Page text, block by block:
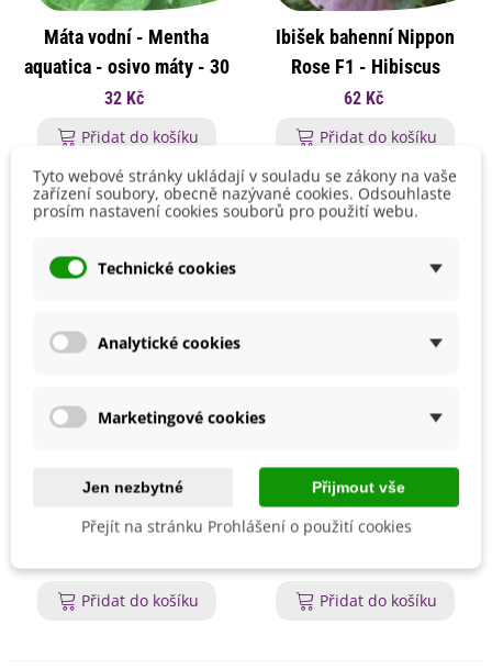
Máta vodní - Mentha
aquatica - osivo máty - 30
ks
32 Kč
Přidat do košíku
Ibišek bahenní Nippon
Rose F1 - Hibiscus
moscheutos - osivo
ibišku - 5 ks
62 Kč
Přidat do košíku
Vrbina obecná -
Lysimachia vulgaris -
Přidat do košíku
Rdesno Hadí kořen -
Bistorta officinalis - osivo
Přidat do košíku
Tyto webové stránky ukládají v souladu se zákony na vaše
zařízení soubory, obecně nazývané cookies. Odsouhlaste
prosím nastavení cookies souborů pro použití webu.
Technické cookies
Analytické cookies
Marketingové cookies
Jen nezbytné Přijmout vše
Přejít na stránku Prohlášení o použití cookies